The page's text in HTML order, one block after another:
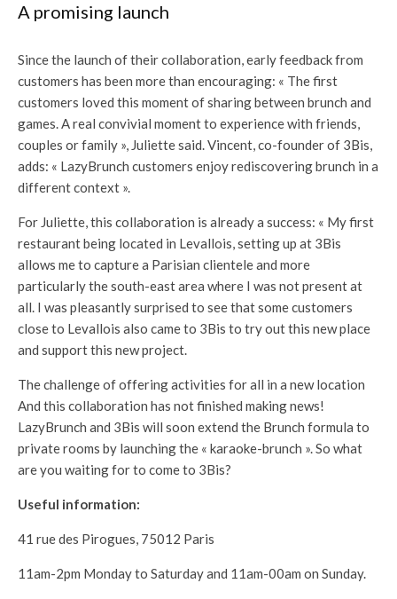
A promising launch
Since the launch of their collaboration, early feedback from
customers has been more than encouraging: « The first
customers loved this moment of sharing between brunch and
games. A real convivial moment to experience with friends,
couples or family », Juliette said. Vincent, co-founder of 3Bis,
adds: « LazyBrunch customers enjoy rediscovering brunch in a
different context ».
For Juliette, this collaboration is already a success: « My first
restaurant being located in Levallois, setting up at 3Bis
allows me to capture a Parisian clientele and more
particularly the south-east area where I was not present at
all. I was pleasantly surprised to see that some customers
close to Levallois also came to 3Bis to try out this new place
and support this new project.
The challenge of offering activities for all in a new location
And this collaboration has not finished making news!
LazyBrunch and 3Bis will soon extend the Brunch formula to
private rooms by launching the « karaoke-brunch ». So what
are you waiting for to come to 3Bis?
Useful information:
41 rue des Pirogues, 75012 Paris
11am-2pm Monday to Saturday and 11am-00am on Sunday.